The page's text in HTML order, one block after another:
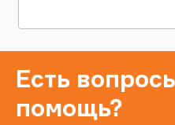
Есть
помощь?